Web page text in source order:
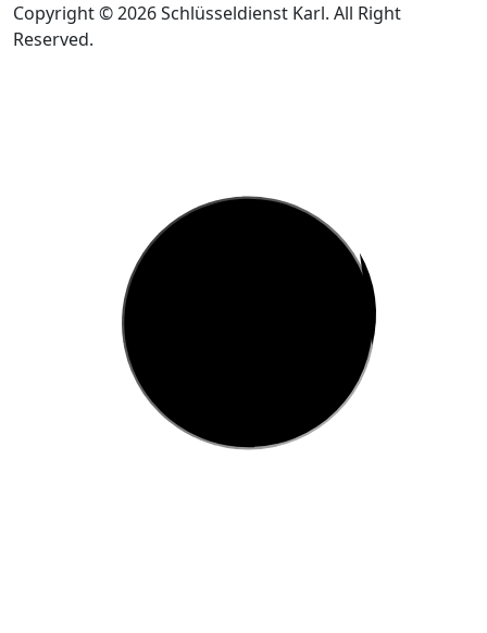
Copyright © 2026 Schlüsseldienst Karl. All Right
Reserved.